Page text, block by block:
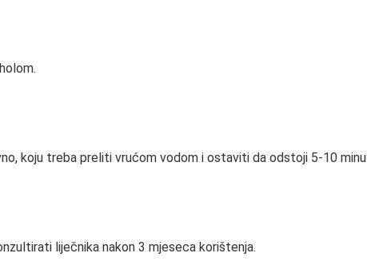
koju treba preliti vrućom vodom i ostaviti da odstoji 5-10
liječnika nakon 3 mjeseca korištenja.